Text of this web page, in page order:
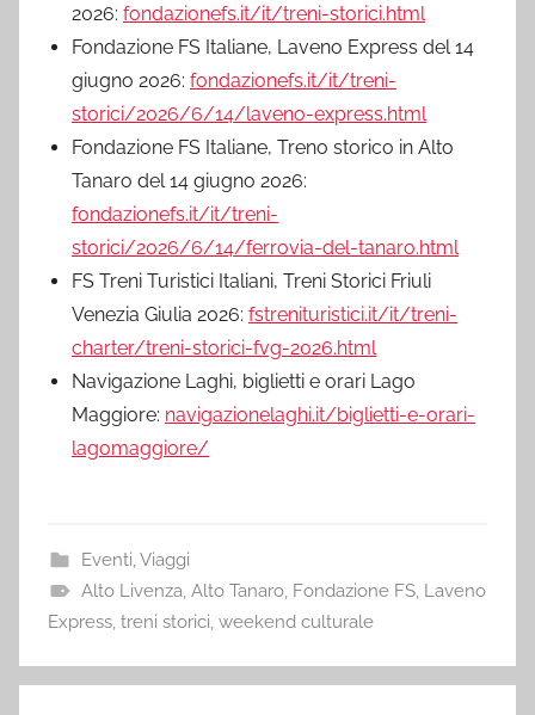
2026: fondazionefs.it/it/treni-storici.html
Fondazione FS Italiane, Laveno Express del 14
giugno 2026: fondazionefs.it/it/treni-
storici/2026/6/14/laveno-express.html
Fondazione FS Italiane, Treno storico in Alto
Tanaro del 14 giugno 2026:
fondazionefs.it/it/treni-
storici/2026/6/14/ferrovia-del-tanaro.html
FS Treni Turistici Italiani, Treni Storici Friuli
Venezia Giulia 2026: fstrenituristici.it/it/treni-
charter/treni-storici-fvg-2026.html
Navigazione Laghi, biglietti e orari Lago
Maggiore: navigazionelaghi.it/biglietti-e-orari-
lagomaggiore/
Eventi,Viaggi
Alto Livenza, Alto Tanaro, Fondazione FS, Laveno
Express, treni storici, weekend culturale